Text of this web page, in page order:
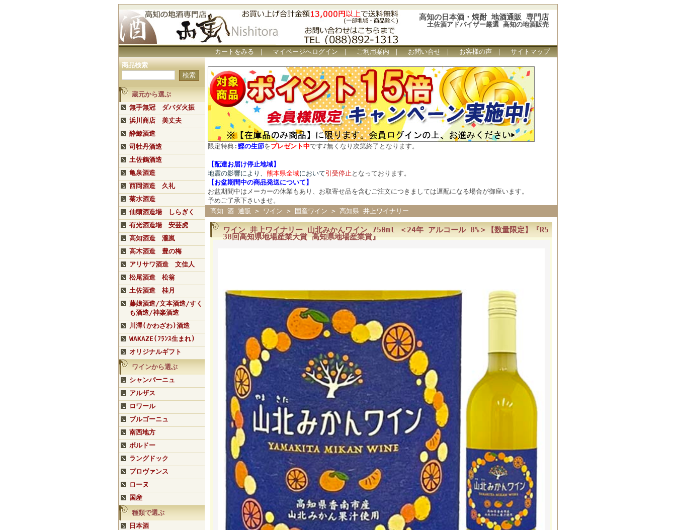
高知の日本酒・焼酎 地酒通販 専門店
土佐酒アドバイザー厳選 高知の地酒販売
カートをみる ｜ マイページへログイン ｜ ご利用案内 ｜ お問い合せ ｜ お客様の声 ｜
サイトマップ
商品検索
蔵元から選ぶ
無手無冠 ダバダ火振
浜川商店 美丈夫
酔鯨酒造
司牡丹酒造
土佐鶴酒造
亀泉酒造
西岡酒造 久礼
菊水酒造
仙頭酒造場 しらぎく
有光酒造場 安芸虎
高知酒造 瀧嵐
高木酒造 豊の梅
アリサワ酒造 文佳人
松尾酒造 松翁
土佐酒造 桂月
藤娘酒造/文本酒造/すく
も酒造/神楽酒造
川澤(かわざわ)酒造
WAKAZE(ﾌﾗﾝｽ生まれ)
オリジナルギフト
ワインから選ぶ
シャンパーニュ
アルザス
ロワール
ブルゴーニュ
南西地方
ボルドー
ラングドック
プロヴァンス
ローヌ
国産
種類で選ぶ
日本酒
限定特典: 鰹の生節をプレゼント中です♪無くなり次第終了となります。
【配達お届け停止地域】
地震の影響により、 熊本県全域において引受停止 となっております。
【お盆期間中の商品発送について 】
お盆期間中はメーカーの休業もあり、お取寄せ品を含むご注文につきましては遅配になる場合が御座います。
予めご了承下さいませ。
高知 酒 通販
> ワイン > 国産ワイン > 高知県 井上ワイナリー
ワイン 井上ワイナリー 山北みかんワイン 750ml ＜24年 アルコール 8%＞【数量限定】『R5
38回高知県地場産業大賞 高知県地場産業賞』